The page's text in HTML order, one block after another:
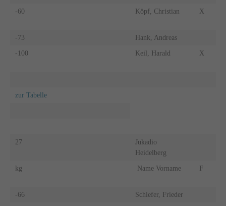
-60 Köpf, Christian X
-73 Hank, Andreas
-100 Keil, Harald X
zur Tabelle
27
Jukadio
Heidelberg
kg Name Vorname F
-66 Schiefer, Frieder